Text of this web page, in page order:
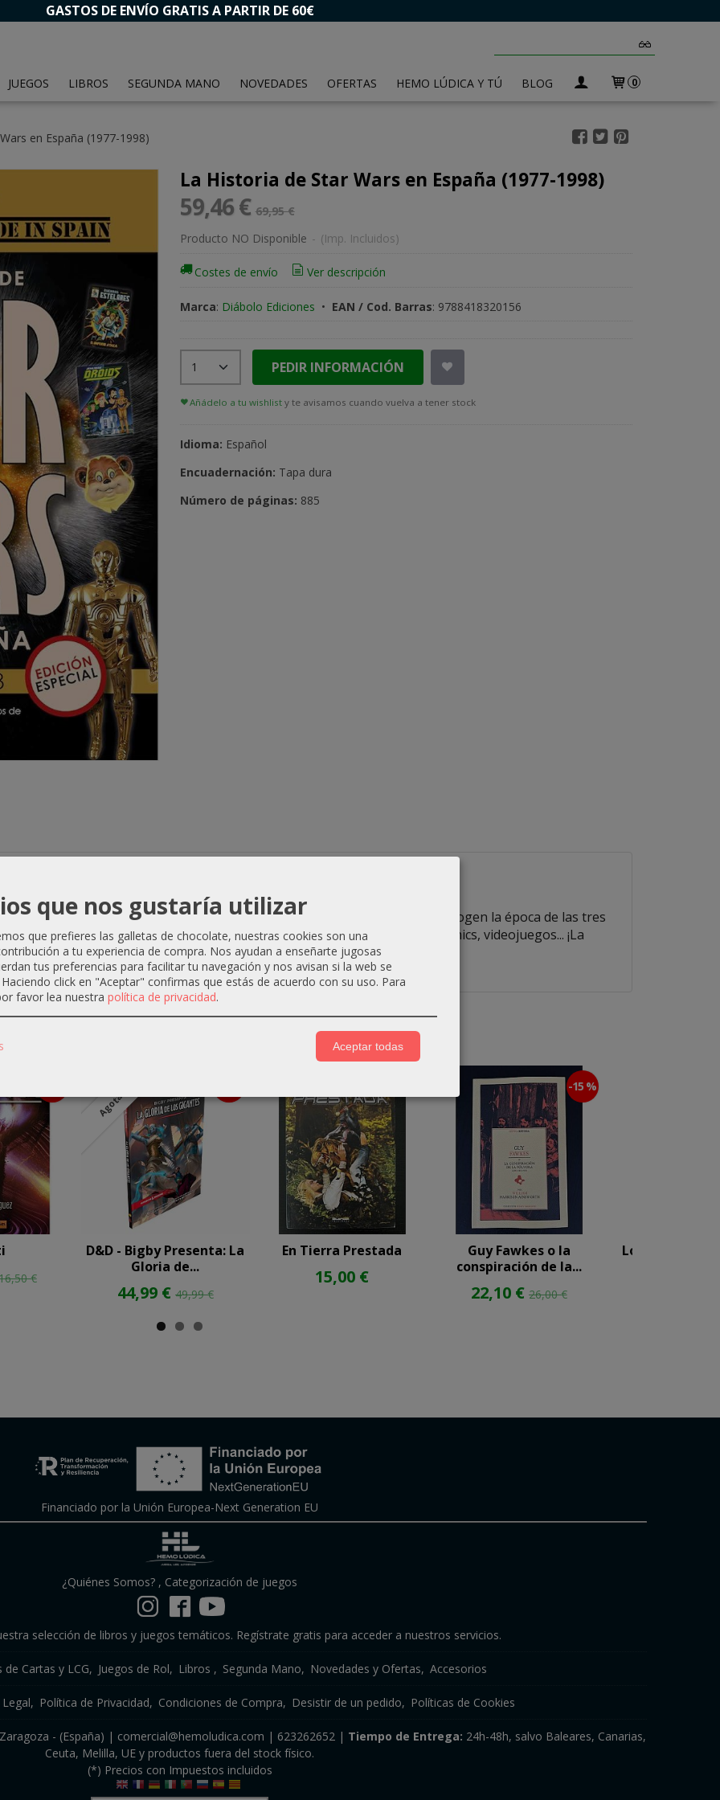
GASTOS DE ENVÍO GRATIS A PARTIR DE 60€
JUEGOS LIBROS SEGUNDA MANO NOVEDADES OFERTAS HEMO LÚDICA Y TÚ BLOG 0
en España (1977-1998)
La Historia de Star Wars en España (1977-1998)
59,46 € 69,95 €
Producto NO Disponible - (Imp. Incluidos)
Costes de envío Ver descripción
Marca: Diábolo Ediciones • EAN / Cod. Barras: 9788418320156
PEDIR INFORMACIÓN
Añádelo a tu wishlisty te avisamos cuando vuelva a tener stock
Idioma: Español
Encuadernación: Tapa dura
Número de páginas: 885
de la franquicia en España, a través de estos tres volúmenes que recogen la época de las tres
figuras de acción, los juguetes, promociones, merchandising, libros, cómics, videojuegos... ¡La
volúmenes imprescindibles!Star Warsestará contigo siempre...
€
Agotado
D&D - Bigby Presenta: La
Gloria de...
44,99 € 49,99 €
En Tierra Prestada
15,00 €
-15 %
Guy Fawkes o la
conspiración de la...
22,10 € 26,00 €
Los Demonios
Financiado por la Unión Europea-Next Generation EU
¿Quiénes Somos? , Categorización de juegos
selección de libros y juegos temáticos. Regístrate gratis para acceder a nuestros servicios.
de Cartas y LCG Juegos de Rol Libros Segunda Mano Novedades y Ofertas Accesorios
Política de Privacidad Condiciones de Compra Desistir de un pedido Políticas de Cookies
- (España) | comercial@hemoludica.com | 623262652 | Tiempo de Entrega: 24h-48h, salvo Baleares, Canarias,
Ceuta, Melilla, UE y productos fuera del stock físico.
(*) Precios con Impuestos incluidos
que nos gustaría utilizar
que prefieres las galletas de chocolate, nuestras cookies son una
a tu experiencia de compra. Nos ayudan a enseñarte jugosas
tus preferencias para facilitar tu navegación y nos avisan si la web se
click en "Aceptar" confirmas que estás de acuerdo con su uso. Para
favor lea nuestra política de privacidad.
Aceptar todas